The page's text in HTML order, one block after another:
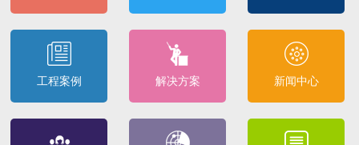
工程案例 解决方案 新闻中心